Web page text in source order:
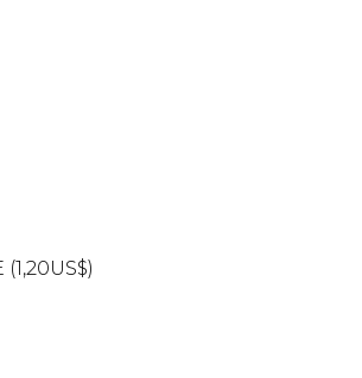
(1,20US$)